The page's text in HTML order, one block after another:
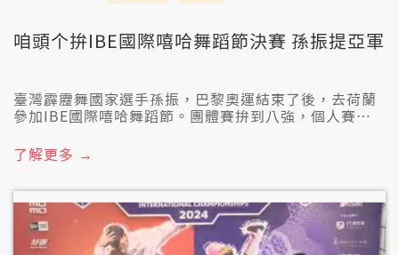
咱頭个拚IBE國際嘻哈舞蹈節決賽 孫振提亞軍
臺灣霹靂舞國家選手孫振，巴黎奧運結束了後，去荷蘭
參加IBE國際嘻哈舞蹈節。團體賽拚到八強，個人賽衝
了解更多 →